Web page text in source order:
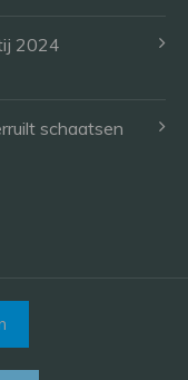
2024
schaatsen